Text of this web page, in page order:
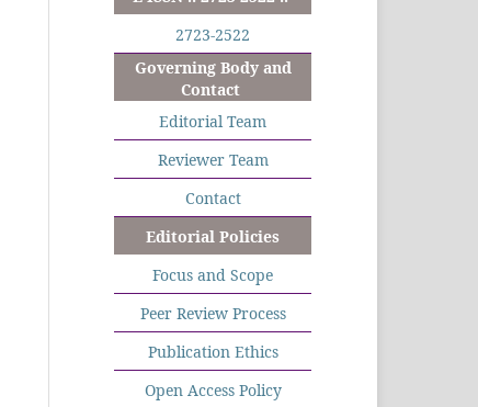
2723-2522
Governing Body and
Contact
Editorial Team
Reviewer Team
Contact
Editorial Policies
Focus and Scope
Peer Review Process
Publication Ethics
Open Access Policy